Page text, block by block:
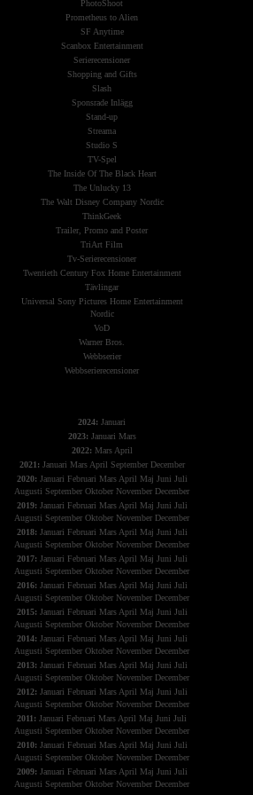
PhotoShoot
Prometheus to Alien
SF Anytime
Scanbox Entertainment
Serierecensioner
Shopping and Gifts
Slash
Sponsrade Inlägg
Stand-up
Streama
Studio S
TV-Spel
The Inside Of The Black Heart
The Unlucky 13
The Walt Disney Company Nordic
ThinkGeek
Trailer, Promo and Poster
TriArt Film
Tv-Serierecensioner
Twentieth Century Fox Home Entertainment
Tävlingar
Universal Sony Pictures Home Entertainment
Nordic
VoD
Warner Bros.
Webbserier
Webbserierecensioner
2024: Januari
2023: Januari Mars
2022: Mars April
2021: Januari Mars April September December
2020: Januari Februari Mars April Maj Juni Juli
Augusti September Oktober November December
2019: Januari Februari Mars April Maj Juni Juli
Augusti September Oktober November December
2018: Januari Februari Mars April Maj Juni Juli
Augusti September Oktober November December
2017: Januari Februari Mars April Maj Juni Juli
Augusti September Oktober November December
2016: Januari Februari Mars April Maj Juni Juli
Augusti September Oktober November December
2015: Januari Februari Mars April Maj Juni Juli
Augusti September Oktober November December
2014: Januari Februari Mars April Maj Juni Juli
Augusti September Oktober November December
2013: Januari Februari Mars April Maj Juni Juli
Augusti September Oktober November December
2012: Januari Februari Mars April Maj Juni Juli
Augusti September Oktober November December
2011: Januari Februari Mars April Maj Juni Juli
Augusti September Oktober November December
2010: Januari Februari Mars April Maj Juni Juli
Augusti September Oktober November December
2009: Januari Februari Mars April Maj Juni Juli
Augusti September Oktober November December